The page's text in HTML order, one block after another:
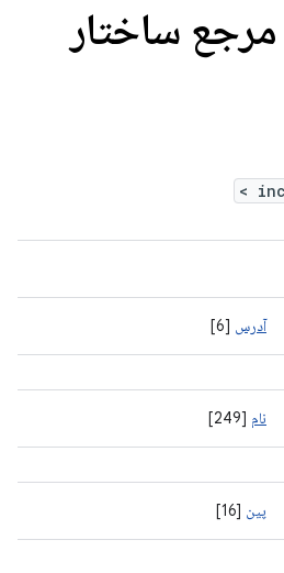
مرجع ساختار
>
آدرس [6]
نام [249]
پین [16]